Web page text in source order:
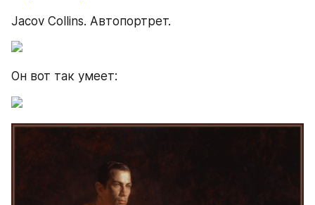
Jacov Collins. Автопортрет.
Он вот так умеет: